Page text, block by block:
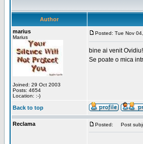
Author
marius
Marius
Joined: 29 Oct 2003
Posts: 4654
Location: :-)
Posted: Tue Nov
bine ai venit Ovidiu!
Se poate o mica
Back to top
Reclama Posted: Post